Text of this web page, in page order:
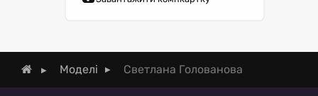
Моделі Светлана Голованова